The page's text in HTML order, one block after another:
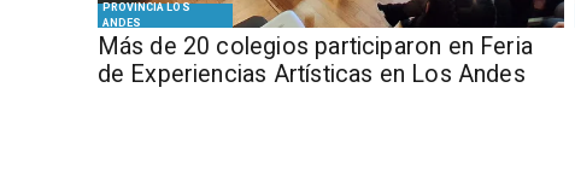
PROVINCIA LOS
ANDES
Más de 20 colegios participaron en Feria
de Experiencias Artísticas en Los Andes